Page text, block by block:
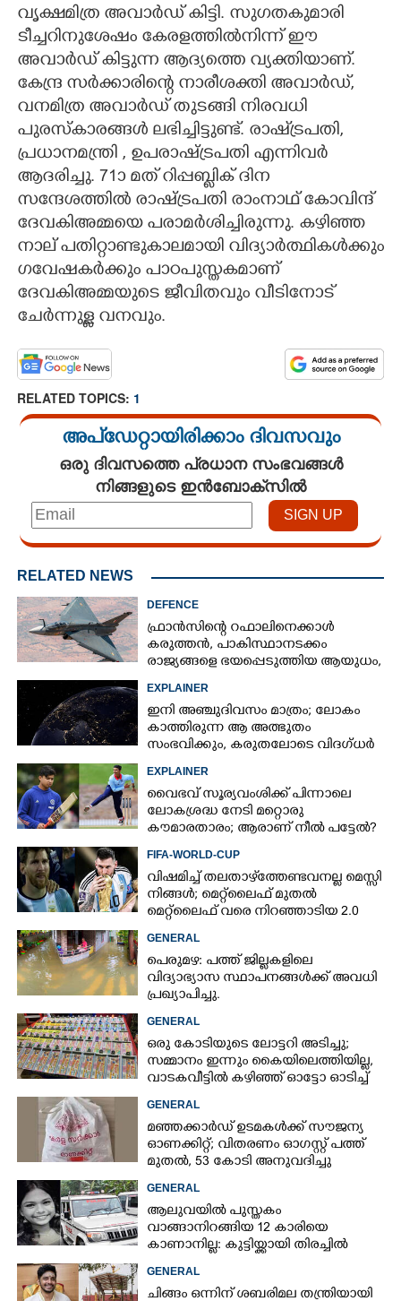
വൃക്ഷമിത്ര അവാർഡ് കിട്ടി. സുഗതകുമാരി
ടീച്ചറിനുശേഷം കേരളത്തിൽനിന്ന് ഈ
അവാർഡ് കിട്ടുന്ന ആദ്യത്തെ വ്യക്തിയാണ്.
കേന്ദ്ര സർക്കാരിന്റെ നാരീശക്തി അവാർഡ്,
വനമിത്ര അവാർഡ് തുടങ്ങി നിരവധി
പുരസ്കാരങ്ങൾ ലഭിച്ചിട്ടുണ്ട്. രാഷ്‌ട്രപതി,
പ്രധാനമന്ത്രി , ഉപരാഷ്ട്രപതി എന്നിവർ
ആദരിച്ചു. 71ാ മത് റിപ്പബ്ലിക് ദിന
സന്ദേശത്തിൽ രാഷ്ട്രപതി രാംനാഥ്‌ കോവിന്ദ്
ദേവകിഅമ്മയെ പരാമർശിച്ചിരുന്നു. കഴിഞ്ഞ
നാല് പതിറ്റാണ്ടുകാലമായി വിദ്യാർത്ഥികൾക്കും
ഗവേഷകർക്കും പാഠപുസ്തകമാണ്
ദേവകിഅമ്മയുടെ ജീവിതവും വീടിനോട്
ചേർന്നുള്ള വനവും.
RELATED TOPICS: 1
അപ്ഡേറ്റായിരിക്കാം ദിവസവും
ഒരു ദിവസത്തെ പ്രധാന സംഭവങ്ങൾ
നിങ്ങളുടെ ഇൻബോക്സിൽ
RELATED NEWS
DEFENCE
ഫ്രാൻസിന്റെ റഫാലിനെക്കാൾ
കരുത്തൻ,​ പാകിസ്ഥാനടക്കം
രാജ്യങ്ങളെ ഭയപ്പെടുത്തിയ ആയുധം,​
EXPLAINER
ഇനി അഞ്ചുദിവസം മാത്രം; ലോകം
കാത്തിരുന്ന ആ അത്ഭുതം
സംഭവിക്കും, കരുതലോടെ വിദഗ്ധർ
EXPLAINER
വൈഭവ് സൂര്യവംശിക്ക് പിന്നാലെ
ലോകശ്രദ്ധ നേടി മറ്റൊരു
കൗമാരതാരം; ആരാണ് നീൽ പട്ടേൽ?
FIFA-WORLD-CUP
വിഷമിച്ച് തലതാഴ്‌ത്തേണ്ടവനല്ല മെസ്സി
നിങ്ങള്‍; മെറ്റ്‌ലൈഫ് മുതല്‍
മെറ്റ്‌ലൈഫ് വരെ നിറഞ്ഞാടിയ 2.0
GENERAL
പെരുമഴ: പത്ത് ജില്ലകളിലെ
വിദ്യാഭ്യാസ സ്ഥാപനങ്ങൾക്ക് അവധി
പ്രഖ്യാപിച്ചു.
GENERAL
ഒരു കോടിയുടെ ലോട്ടറി അടിച്ചു;
സമ്മാനം ഇന്നും കൈയിലെത്തിയില്ല,
വാടകവീട്ടിൽ കഴിഞ്ഞ് ഓട്ടോ ഓടിച്ച്
GENERAL
മഞ്ഞക്കാർഡ് ഉടമകൾക്ക് സൗജന്യ
ഓണക്കിറ്റ്; വിതരണം ഓഗസ്റ്റ് പത്ത്
മുതൽ, 53 കോടി അനുവദിച്ചു
GENERAL
ആലുവയിൽ പുസ്തകം
വാങ്ങാനിറങ്ങിയ 12 കാരിയെ
കാണാനില്ല: കുട്ടിയ്ക്കായി തിരച്ചിൽ
GENERAL
ചിങ്ങം ഒന്നിന് ശബരിമല തന്ത്രിയായി
×
Share this link
Copy Link